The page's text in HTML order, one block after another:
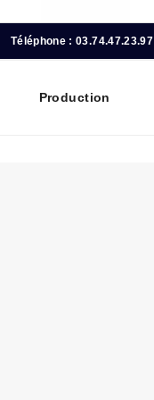
Téléphone : 03.74.47.23.97
Production